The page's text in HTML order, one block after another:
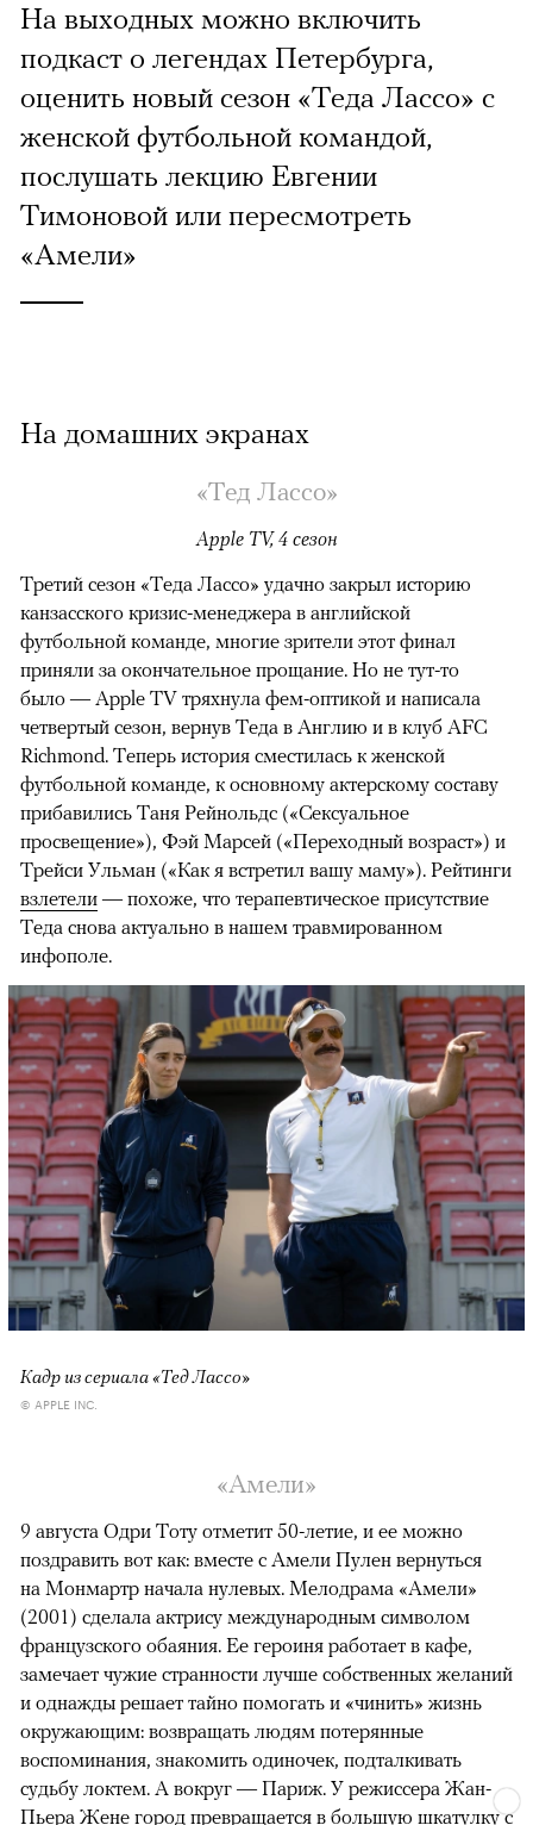
На выходных можно включить
подкаст о легендах Петербурга,
оценить новый сезон «Теда Лассо» с
женской футбольной командой,
послушать лекцию Евгении
Тимоновой или пересмотреть
«Амели»
На домашних экранах
«Тед Лассо»
Apple TV, 4 сезон
00:00 / 00:00
Третий сезон «Теда Лассо» удачно закрыл историю
канзасского кризис-менеджера в английской
футбольной команде, многие зрители этот финал
приняли за окончательное прощание. Но не тут-то
было — Apple TV тряхнула фем-оптикой и написала
четвертый сезон, вернув Теда в Англию и в клуб AFC
Richmond. Теперь история сместилась к женской
футбольной команде, к основному актерскому составу
прибавились Таня Рейнольдс («Сексуальное
просвещение»), Фэй Марсей («Переходный возраст») и
Трейси Ульман («Как я встретил вашу маму»). Рейтинги
взлетели — похоже, что терапевтическое присутствие
Теда снова актуально в нашем травмированном
инфополе.
Кадр из сериала «Тед Лассо»
© APPLE INC.
«Амели»
9 августа Одри Тоту отметит 50-летие, и ее можно
поздравить вот как: вместе с Амели Пулен вернуться
на Монмартр начала нулевых. Мелодрама «Амели»
(2001) сделала актрису международным символом
французского обаяния. Ее героиня работает в кафе,
замечает чужие странности лучше собственных желаний
и однажды решает тайно помогать и «чинить» жизнь
окружающим: возвращать людям потерянные
воспоминания, знакомить одиночек, подталкивать
судьбу локтем. А вокруг — Париж. У режиссера Жан-
Пьера Жене город превращается в большую шкатулку с